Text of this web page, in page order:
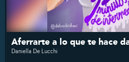
Aferrarte a lo que te hace
Daniella De Lucchi